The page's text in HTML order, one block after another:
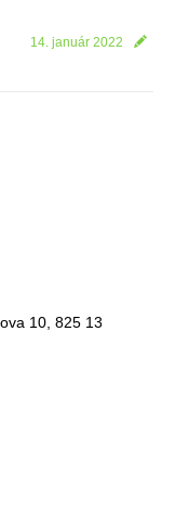
14. január 2022
10, 825 13